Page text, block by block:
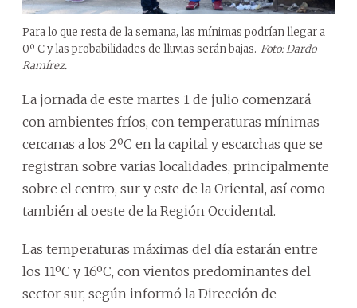
Para lo que resta de la semana, las mínimas podrían llegar a
0º C y las probabilidades de lluvias serán bajas. Foto: Dardo
Ramírez.
La jornada de este martes 1 de julio comenzará
con ambientes fríos, con temperaturas mínimas
cercanas a los 2ºC en la capital y escarchas que se
registran sobre varias localidades, principalmente
sobre el centro, sur y este de la Oriental, así como
también al oeste de la Región Occidental.
Las temperaturas máximas del día estarán entre
los 11ºC y 16ºC, con vientos predominantes del
sector sur, según informó la Dirección de